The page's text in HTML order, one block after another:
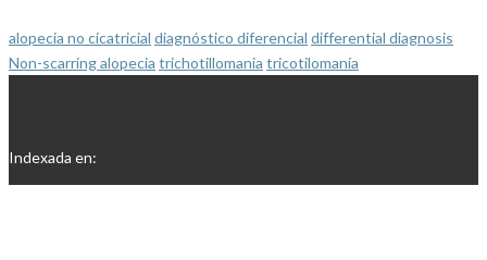
alopecia no cicatricial diagnóstico diferencial differential diagnosis
Non-scarring alopecia trichotillomania tricotilomanía
Indexada en: